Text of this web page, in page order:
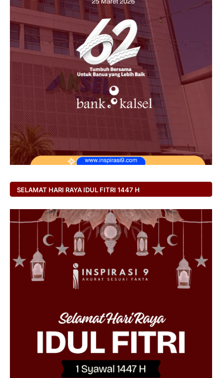
SELAMAT HARI RAYA IDUL FITRI 1447 H